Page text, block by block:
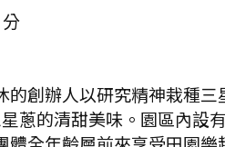
分
創辦人以研究精神栽種
蔥的清甜美味。園區內